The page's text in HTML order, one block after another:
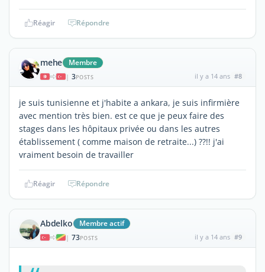
Réagir Répondre
mehe Membre
| 3POSTS il y a 14 ans #8
je suis tunisienne et j'habite a ankara, je suis infirmière
avec mention très bien. est ce que je peux faire des
stages dans les hôpitaux privée ou dans les autres
établissement ( comme maison de retraite...) ??!! j'ai
vraiment besoin de travailler
Réagir Répondre
Abdelko Membre actif
| 73POSTS il y a 14 ans #9